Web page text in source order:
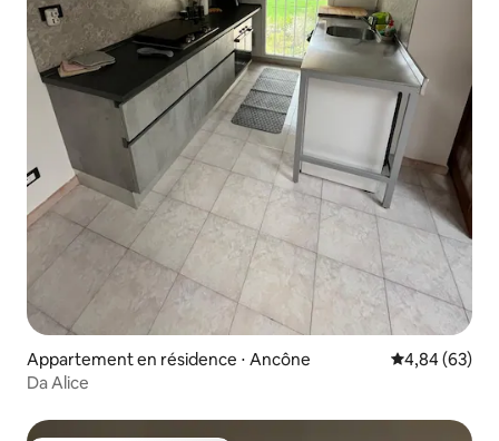
Appartement en résidence ⋅ Ancône Évaluation
4,84 (63)
Da Alice